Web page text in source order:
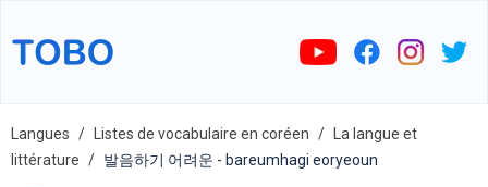
Langues Listes de vocabulaire en coréen
La langue et
littérature
발음하기 어려운 - bareumhagi eoryeoun